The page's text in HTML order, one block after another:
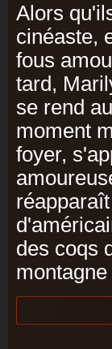
Alors
cinéaste,
fous
tard,
se rend
moment
foyer,
des coqs